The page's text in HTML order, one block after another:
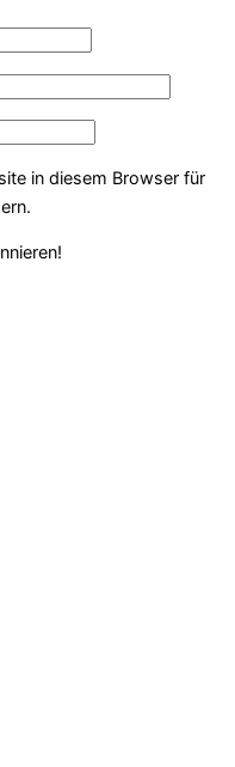
in diesem Browser für